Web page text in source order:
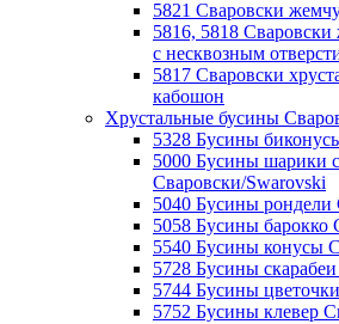
5821 Сваровски
5816, 5818
с несквозным
5817 Сваровски
кабошон
Хрустальные бусины
5328 Бусины
5000 Бусины шарики
Сваровски/Swarovski
5040 Бусины рондели
5058 Бусины барокко
5540 Бусины конусы
5728 Бусины
5744 Бусины
5752 Бусины клевер